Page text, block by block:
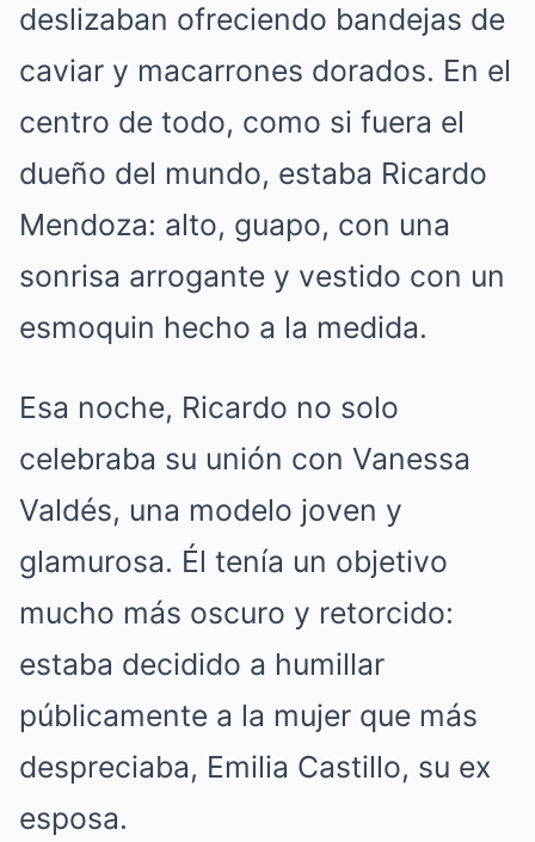
deslizaban ofreciendo bandejas de
caviar y macarrones dorados. En el
centro de todo, como si fuera el
dueño del mundo, estaba Ricardo
Mendoza: alto, guapo, con una
sonrisa arrogante y vestido con un
esmoquin hecho a la medida.
Esa noche, Ricardo no solo
celebraba su unión con Vanessa
Valdés, una modelo joven y
glamurosa. Él tenía un objetivo
mucho más oscuro y retorcido:
estaba decidido a humillar
públicamente a la mujer que más
despreciaba, Emilia Castillo, su ex
esposa.